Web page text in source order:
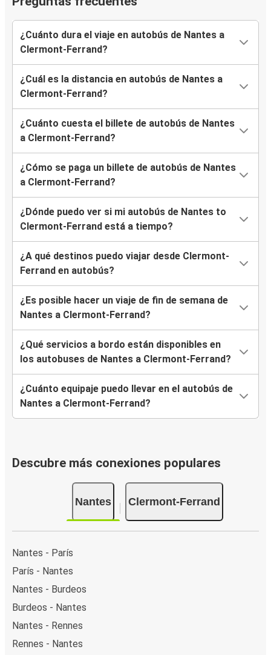
¿Cuánto dura el viaje en autobús de Nantes a
Clermont-Ferrand?
¿Cuál es la distancia en autobús de Nantes a
Clermont-Ferrand?
¿Cuánto cuesta el billete de autobús de Nantes
a Clermont-Ferrand?
¿Cómo se paga un billete de autobús de Nantes
a Clermont-Ferrand?
¿Dónde puedo ver si mi autobús de Nantes to
Clermont-Ferrand está a tiempo?
¿A qué destinos puedo viajar desde Clermont-
Ferrand en autobús?
¿Es posible hacer un viaje de fin de semana de
Nantes a Clermont-Ferrand?
¿Qué servicios a bordo están disponibles en
los autobuses de Nantes a Clermont-Ferrand?
¿Cuánto equipaje puedo llevar en el autobús de
Nantes a Clermont-Ferrand?
Descubre más conexiones populares
Nantes Clermont-Ferrand
Nantes - París
París - Nantes
Nantes - Burdeos
Burdeos - Nantes
Nantes - Rennes
Rennes - Nantes